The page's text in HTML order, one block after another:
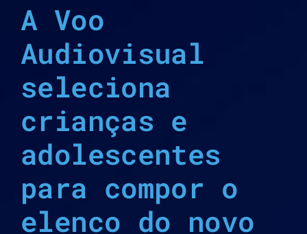
A Voo
Audiovisual
seleciona
crianças e
adolescentes
para compor o
elenco do novo